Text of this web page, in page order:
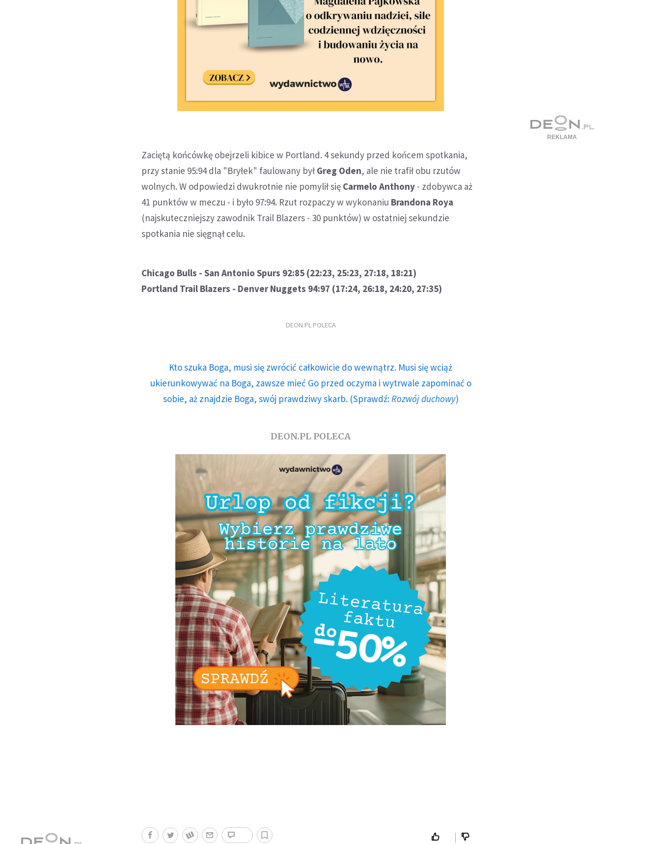
Zaciętą końcówkę obejrzeli kibice w Portland. 4 sekundy przed końcem spotkania,
przy stanie 95:94 dla "Bryłek" faulowany był Greg Oden, ale nie trafił obu rzutów
wolnych. W odpowiedzi dwukrotnie nie pomylił się Carmelo Anthony - zdobywca aż
41 punktów w meczu - i było 97:94. Rzut rozpaczy w wykonaniu Brandona Roya
(najskuteczniejszy zawodnik Trail Blazers - 30 punktów) w ostatniej sekundzie
spotkania nie sięgnął celu.
Chicago Bulls - San Antonio Spurs 92:85 (22:23, 25:23, 27:18, 18:21)
Portland Trail Blazers - Denver Nuggets 94:97 (17:24, 26:18, 24:20, 27:35)
DEON.PL POLECA
Kto szuka Boga, musi się zwrócić całkowicie do wewnątrz. Musi się wciąż
ukierunkowywać na Boga, zawsze mieć Go przed oczyma i wytrwale zapominać o
sobie, aż znajdzie Boga, swój prawdziwy skarb. (Sprawdź: Rozwój duchowy)
DEON.PL POLECA